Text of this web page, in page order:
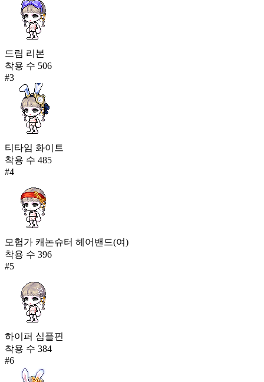
드림 리본
착용 수 506
#3
티타임 화이트
착용 수 485
#4
모험가 캐논슈터 헤어밴드(여)
착용 수 396
#5
하이퍼 심플핀
착용 수 384
#6